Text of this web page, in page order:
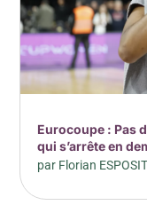
Eurocoupe : Pas
qui s’arrête en
par Florian